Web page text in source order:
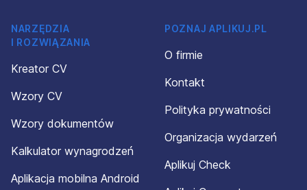
NARZĘDZIA
I ROZWIĄZANIA
Kreator CV
Wzory CV
Wzory dokumentów
Kalkulator wynagrodzeń
Aplikacja mobilna Android
POZNAJ APLIKUJ.PL
O firmie
Kontakt
Polityka prywatności
Organizacja wydarzeń
Aplikuj Check